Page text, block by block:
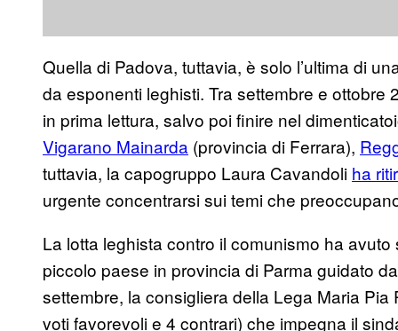
Quella di Padova, tuttavia, è solo l’ultima di
da esponenti leghisti. Tra settembre e
in prima lettura, salvo poi finire nel
Vigarano Mainarda (provincia di Ferrara),
tuttavia, la capogruppo Laura Cavandoli ha
urgente concentrarsi sui temi che
La lotta leghista contro il comunismo ha
piccolo paese in provincia di Parma guidato
settembre, la consigliera della Lega Maria Pia
voti favorevoli e 4 contrari) che impegna il